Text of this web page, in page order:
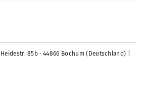
85b · 44866 Bochum (Deutschland) |